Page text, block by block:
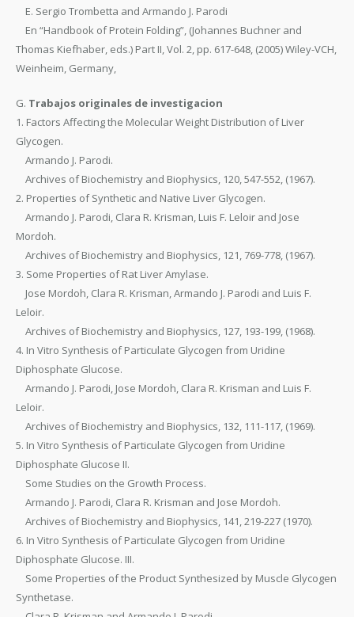
E. Sergio Trombetta and Armando J. Parodi
En “Handbook of Protein Folding”, (Johannes Buchner and
Thomas Kiefhaber, eds.) Part II, Vol. 2, pp. 617-648, (2005) Wiley-VCH,
Weinheim, Germany,
G. Trabajos originales de investigacion
1. Factors Affecting the Molecular Weight Distribution of Liver
Glycogen.
Armando J. Parodi.
Archives of Biochemistry and Biophysics, 120, 547-552, (1967).
2. Properties of Synthetic and Native Liver Glycogen.
Armando J. Parodi, Clara R. Krisman, Luis F. Leloir and Jose
Mordoh.
Archives of Biochemistry and Biophysics, 121, 769-778, (1967).
3. Some Properties of Rat Liver Amylase.
Jose Mordoh, Clara R. Krisman, Armando J. Parodi and Luis F.
Leloir.
Archives of Biochemistry and Biophysics, 127, 193-199, (1968).
4. In Vitro Synthesis of Particulate Glycogen from Uridine
Diphosphate Glucose.
Armando J. Parodi, Jose Mordoh, Clara R. Krisman and Luis F.
Leloir.
Archives of Biochemistry and Biophysics, 132, 111-117, (1969).
5. In Vitro Synthesis of Particulate Glycogen from Uridine
Diphosphate Glucose II.
Some Studies on the Growth Process.
Armando J. Parodi, Clara R. Krisman and Jose Mordoh.
Archives of Biochemistry and Biophysics, 141, 219-227 (1970).
6. In Vitro Synthesis of Particulate Glycogen from Uridine
Diphosphate Glucose. III.
Some Properties of the Product Synthesized by Muscle Glycogen
Synthetase.